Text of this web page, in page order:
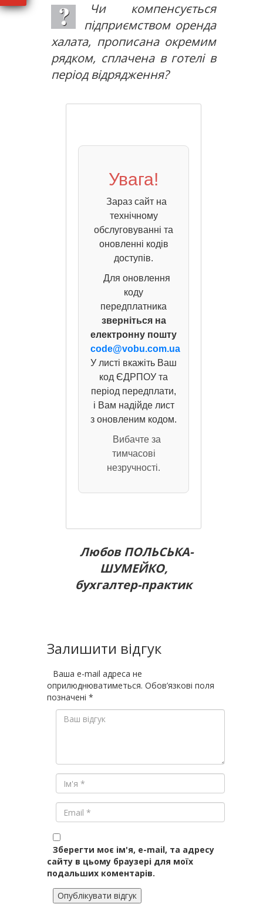
Чи компенсується
підприємством оренда
халата, прописана окремим
рядком, сплачена в готелі в
період відрядження?
Увага!
Зараз сайт на
технічному
обслуговуванні та
оновленні кодів
доступів.
Для оновлення
коду
передплатника
зверніться на
електронну пошту
code@vobu.com.ua
У листі вкажіть Ваш
код ЄДРПОУ та
період передплати,
і Вам надійде лист
з оновленим кодом.
Вибачте за
тимчасові
незручності.
Любов ПОЛЬСЬКА-
ШУМЕЙКО,
бухгалтер-практик
Залишити відгук
Ваша e-mail адреса не
оприлюднюватиметься. Обов’язкові поля
позначені *
Зберегти моє ім'я, e-mail, та адресу
сайту в цьому браузері для моїх
подальших коментарів.